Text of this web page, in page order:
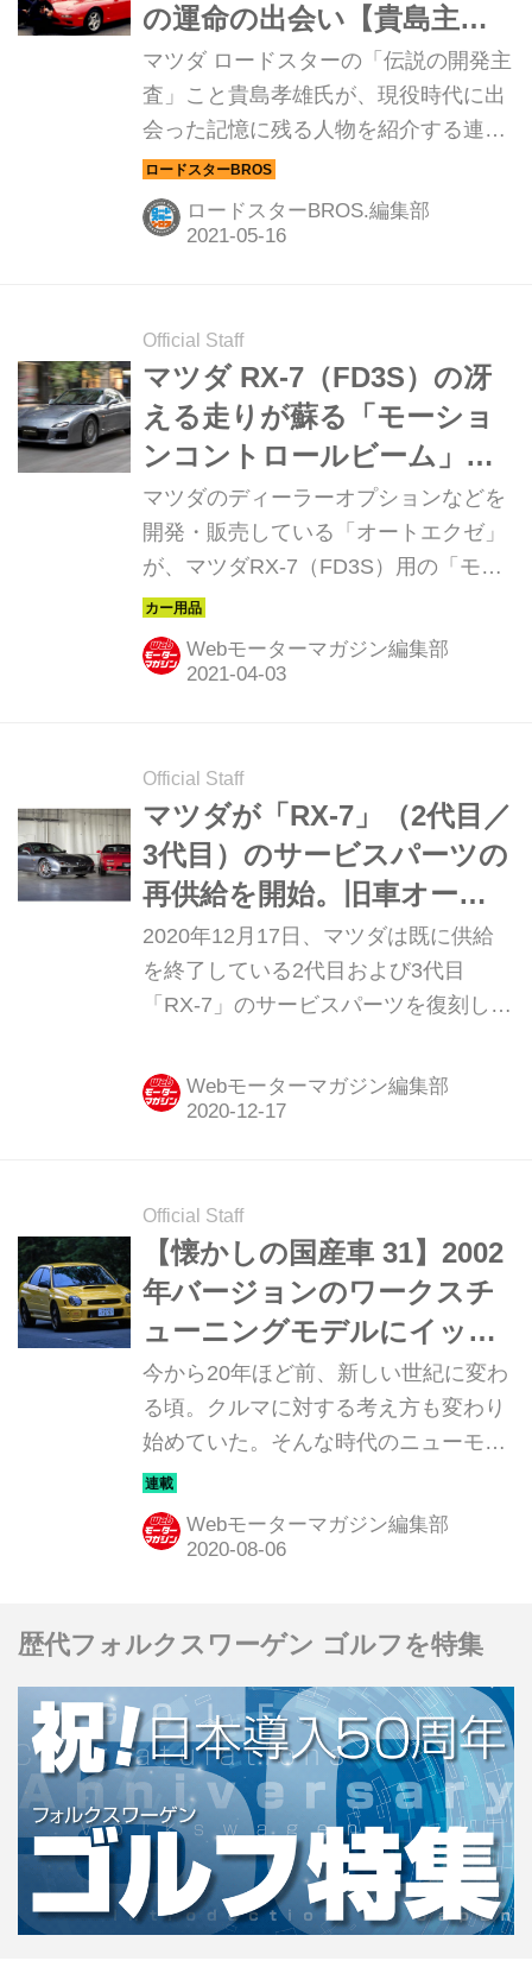
の運命の出会い【貴島主査
の交友録 第6回】
マツダ ロードスターの「伝説の開発主
査」こと貴島孝雄氏が、現役時代に出
会った記憶に残る人物を紹介する連載
企画。今回はマツダ時代の先輩で、今
はモータージャーナリストとして活躍
する「小早川隆治さん」を紹介する。
ロードスターBROS.編集部
Official Staff
マツダ RX-7（FD3S）の冴
える走りが蘇る「モーショ
ンコントロールビーム」が
新登場
マツダのディーラーオプションなどを
開発・販売している「オートエクゼ」
が、マツダRX-7（FD3S）用の「モー
ションコントロールビーム」を発売し
た。
Webモーターマガジン編集部
Official Staff
マツダが「RX-7」（2代目／
3代目）のサービスパーツの
再供給を開始。旧車オーナ
ーに朗報！
2020年12月17日、マツダは既に供給
を終了している2代目および3代目
「RX-7」のサービスパーツを復刻して
Webモーターマガジン編集部
Official Staff
【懐かしの国産車 31】2002
年バージョンのワークスチ
ューニングモデルにイッキ
乗り（後編）
今から20年ほど前、新しい世紀に変わ
る頃。クルマに対する考え方も変わり
始めていた。そんな時代のニューモデ
ルのインプレッションを当時の写真と
記事で振り返ってみよう。今回はメー
カー系の「ワークスチューナー」が手
Webモーターマガジン編集部
歴代フォルクスワーゲン ゴルフを特集